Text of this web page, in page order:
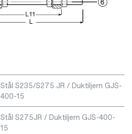
Stål S235/S275 JR / Duktiljern GJS-
400-15
Stål S275JR / Duktiljern GJS-400-
15